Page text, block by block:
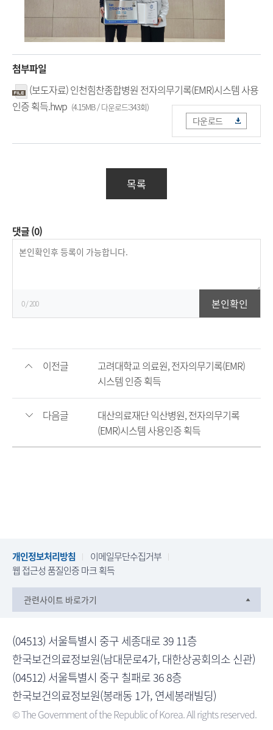
첨부파일
(보도자료) 인천힘찬종합병원 전자의무기록(EMR)시스템 사용
인증 획득.hwp (4.15MB / 다운로드:343회)
다운로드
목록
댓글(0)
0/ 200 본인확인
이전글
고려대학교 의료원, 전자의무기록(EMR)
시스템 인증 획득
다음글
대산의료재단 익산병원, 전자의무기록
(EMR)시스템 사용인증 획득
개인정보처리방침
이메일무단수집거부
웹 접근성 품질인증 마크 획득
관련사이트 바로가기
(04513) 서울특별시 중구 세종대로 39 11층
한국보건의료정보원(남대문로4가, 대한상공회의소 신관)
(04512) 서울특별시 중구 칠패로 36 8층
한국보건의료정보원(봉래동 1가, 연세봉래빌딩)
© The Government of the Republic of Korea. All rights reserved.